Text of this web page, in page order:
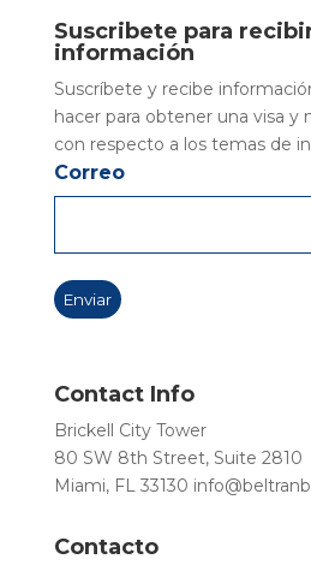
Suscribete para
información
Suscríbete y recibe
hacer para obtener una visa y
con respecto a los temas de
Correo
Contact Info
Brickell City Tower
80 SW 8th Street, Suite 2810
Miami, FL 33130
Contacto